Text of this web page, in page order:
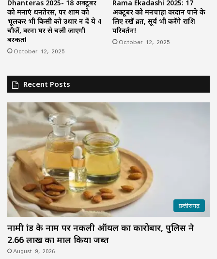
Dhanteras 2025- 18 अक्टूबर
को मनाएं धनतेरस, पर शाम को
भूलकर भी किसी को उधार न दें ये 4
चीजें, वरना घर से चली जाएगी
बरकत!
October 12, 2025
Rama Ekadashi 2025: 17
अक्टूबर को मनचाहा वरदान पाने के
लिए रखें व्रत, सूर्य भी करेंगे राशि
परिवर्तन!
October 12, 2025
Recent Posts
छत्तीसगढ़
नामी ब्रांड के नाम पर नकली ऑयल का कारोबार, पुलिस ने
2.66 लाख का माल किया जब्त
August 9, 2026